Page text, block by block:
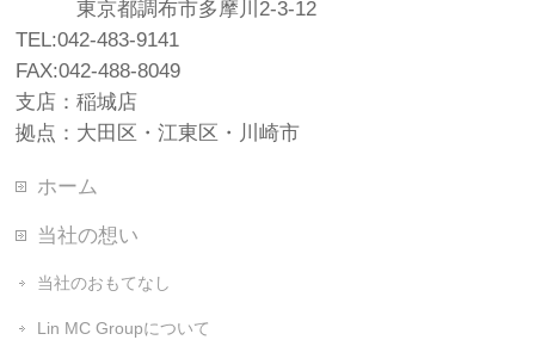
東京都調布市多摩川2-3-12
TEL:042-483-9141
FAX:042-488-8049
支店：稲城店
拠点：大田区・江東区・川崎市
ホーム
当社の想い
当社のおもてなし
Lin MC Groupについて